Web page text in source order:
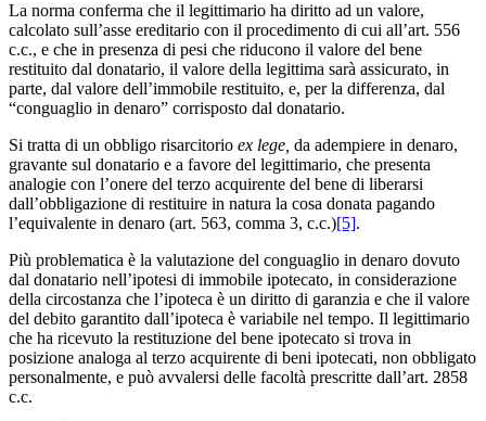
La norma conferma che il legittimario ha diritto ad un valore,
calcolato sull’asse ereditario con il procedimento di cui all’art. 556
c.c., e che in presenza di pesi che riducono il valore del bene
restituito dal donatario, il valore della legittima sarà assicurato, in
parte, dal valore dell’immobile restituito, e, per la differenza, dal
“conguaglio in denaro” corrisposto dal donatario.
Si tratta di un obbligo risarcitorio ex lege, da adempiere in denaro,
gravante sul donatario e a favore del legittimario, che presenta
analogie con l’onere del terzo acquirente del bene di liberarsi
dall’obbligazione di restituire in natura la cosa donata pagando
l’equivalente in denaro (art. 563, comma 3, c.c.)[5].
Più problematica è la valutazione del conguaglio in denaro dovuto
dal donatario nell’ipotesi di immobile ipotecato, in considerazione
della circostanza che l’ipoteca è un diritto di garanzia e che il valore
del debito garantito dall’ipoteca è variabile nel tempo. Il legittimario
che ha ricevuto la restituzione del bene ipotecato si trova in
posizione analoga al terzo acquirente di beni ipotecati, non obbligato
personalmente, e può avvalersi delle facoltà prescritte dall’art. 2858
c.c.